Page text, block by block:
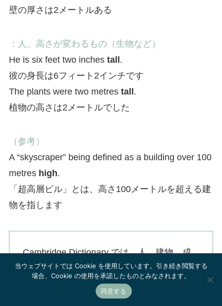
壁の厚さは2メートルある
：人、高さが変わるもの（生物など）
He is six feet two inches tall.
彼の身長は6フィート2インチです
The plants were two metres tall.
植物の高さは2メートルでした
（参考）
A “skyscraper” being defined as a building over 100
metres high.
「超高層ビル」とは、高さ100メートルを超える建
物を指します
Cambridge Dictionary では、人、建物、成
長するものには tall それ以外は high を使う
一方、YouGlish で使用例を見ると、人は tall
当ウェブサイトでは Cookie を使用しています。引き続き閲覧する
場合、Cookie の使用を承諾したものとみなされます。
同意する